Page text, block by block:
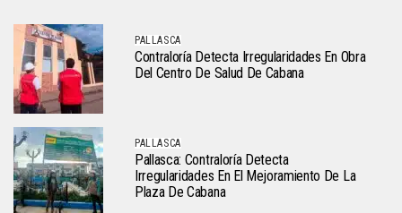
PALLASCA
Contraloría Detecta Irregularidades En Obra
Del Centro De Salud De Cabana
PALLASCA
Pallasca: Contraloría Detecta
Irregularidades En El Mejoramiento De La
Plaza De Cabana